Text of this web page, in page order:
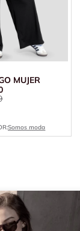
MUJER
Somos moda